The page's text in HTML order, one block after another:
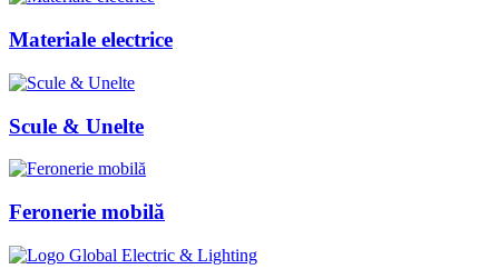
Materiale electrice
Scule & Unelte
Feronerie mobilă